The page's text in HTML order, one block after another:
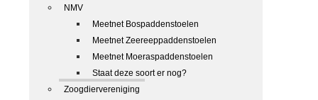
NMV
Meetnet Bospaddenstoelen
Meetnet Zeereeppaddenstoelen
Meetnet Moeraspaddenstoelen
Staat deze soort er nog?
Zoogdiervereniging